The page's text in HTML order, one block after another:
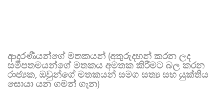
ආදරණීයන්ගේ මතකයන් (අතුරුදහන් කරන ලද
සමීපතමයන්ගේ මතකය අමතක කිරීමට බල කරන
රාජ්‍යක, ඔවුන්ගේ මතකයන් සමග සත්‍ය සහ යුක්තිය
සොයා යන ගමන් ගැන)